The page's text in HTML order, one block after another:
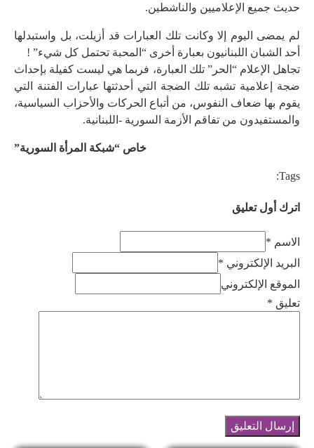
حديث جميع الإعلاميين والناشطين.
لم يمضى اليوم إلا وكانت تلك العبارات قد أزيلت، بل واستبدلها
أحد الشبان اللبنانيون بعبارة أخرى “المحبة تحتمل كل شيء” !
تجاهل الإعلام “الحر” تلك العبارة، فربما هي ليست كفيلة بإحداث
ضجة إعلامية تشبه تلك الضجة التي أحدثتها عبارات الفتنة التي
يقوم بها ضعاف النفوس، من أتباع الحركات والأحزاب السياسية،
والمستفيدون من تفاقم الأزمة السورية -اللبنانية.
خاص “شبكة المرأة السورية”
Tags:
اترك أول تعليق
الاسم *
البريد الإلكتروني *
الموقع الإلكتروني
تعليق *